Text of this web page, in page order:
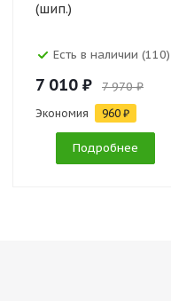
(шип.)
Есть в наличии (110)
7 010 ₽ 7 970 ₽
Экономия 960 ₽
Подробнее